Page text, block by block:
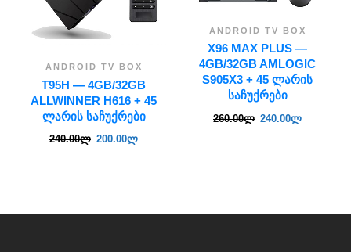
ANDROID TV BOX
T95H — 4GB/32GB
ALLWINNER H616 + 45
ᲚᲐᲠᲘᲡ ᲡᲐᲩᲣᲥᲠᲔᲑᲘ
240.00ლ 200.00ლ
ANDROID TV BOX
X96 MAX PLUS —
4GB/32GB AMLOGIC
S905X3 + 45 ᲚᲐᲠᲘᲡ
ᲡᲐᲩᲣᲥᲠᲔᲑᲘ
260.00ლ 240.00ლ